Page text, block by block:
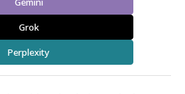
Grok
Perplexity